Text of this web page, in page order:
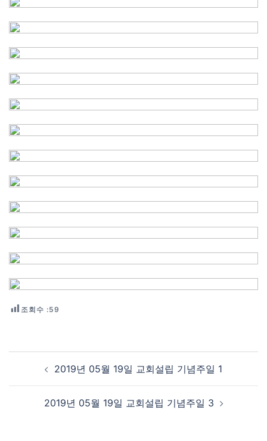
조회수 :59
Post navigation
2019년 05월 19일 교회설립 기념주일 1
2019년 05월 19일 교회설립 기념주일 3